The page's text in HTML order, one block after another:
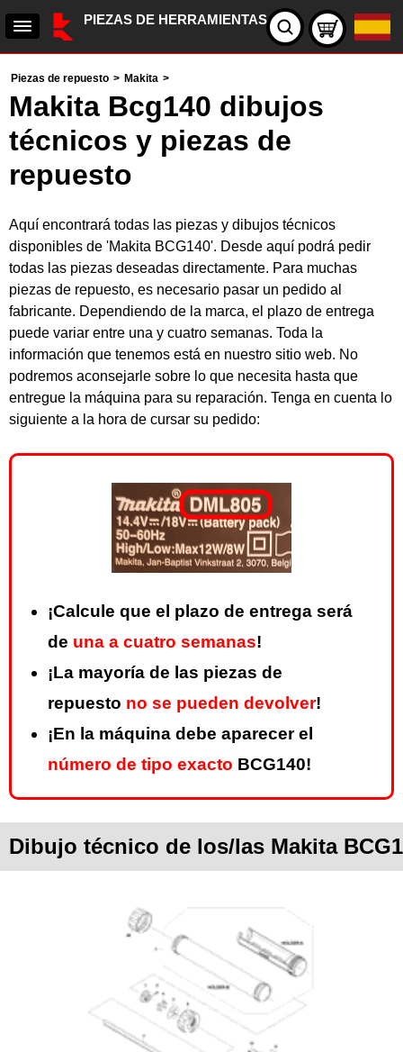
PIEZAS DE HERRAMIENTAS
Piezas de repuesto > Makita >
Makita Bcg140 dibujos
técnicos y piezas de
repuesto
Aquí encontrará todas las piezas y dibujos técnicos
disponibles de 'Makita BCG140'. Desde aquí podrá pedir
todas las piezas deseadas directamente. Para muchas
piezas de repuesto, es necesario pasar un pedido al
fabricante. Dependiendo de la marca, el plazo de entrega
puede variar entre una y cuatro semanas. Toda la
información que tenemos está en nuestro sitio web. No
podremos aconsejarle sobre lo que necesita hasta que
entregue la máquina para su reparación. Tenga en cuenta lo
siguiente a la hora de cursar su pedido:
¡Calcule que el plazo de entrega será
de una a cuatro semanas!
¡La mayoría de las piezas de
repuesto no se pueden devolver!
¡En la máquina debe aparecer el
número de tipo exacto BCG140!
Dibujo técnico de los/las Makita